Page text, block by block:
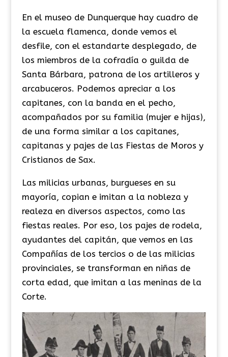
En el museo de Dunquerque hay cuadro de
la escuela flamenca, donde vemos el
desfile, con el estandarte desplegado, de
los miembros de la cofradía o guilda de
Santa Bárbara, patrona de los artilleros y
arcabuceros. Podemos apreciar a los
capitanes, con la banda en el pecho,
acompañados por su familia (mujer e hijas),
de una forma similar a los capitanes,
capitanas y pajes de las Fiestas de Moros y
Cristianos de Sax.
​Las milicias urbanas, burgueses en su
mayoría, copian e imitan a la nobleza y
realeza en diversos aspectos, como las
fiestas reales. Por eso, los pajes de rodela,
ayudantes del capitán, que vemos en las
Compañías de los tercios o de las milicias
provinciales, se transforman en niñas de
corta edad, que imitan a las meninas de la
Corte.